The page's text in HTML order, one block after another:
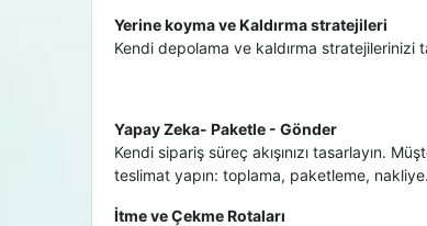
Yerine koyma ve Kaldırma stratejileri
Kendi depolama ve kaldırma stratejilerinizi
Yapay Zeka- Paketle - Gönder
Kendi sipariş süreç akışınızı tasarlayın.
teslimat yapın: toplama, paketleme, nakliye.
İtme ve Çekme Rotaları